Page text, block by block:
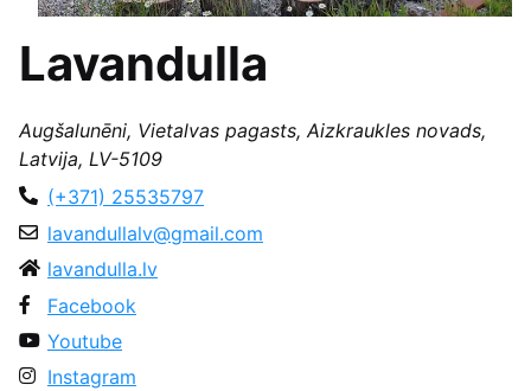
Lavandulla
Augšalunēni, Vietalvas pagasts, Aizkraukles novads,
Latvija, LV-5109
(+371) 25535797
lavandullalv@gmail.com
lavandulla.lv
Facebook
Youtube
Instagram